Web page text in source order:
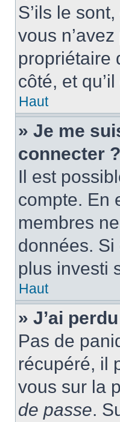
S’ils le
vous
propriétaire
côté, et
Haut
» Je me
connecter
Il est
compte. En
membres
données.
plus investi
Haut
» J’ai
Pas de
récupéré, il
vous sur la
de passe.